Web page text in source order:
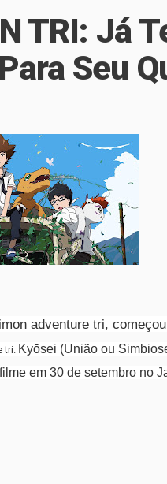
TRI: Já
Seu
adventure tri,
tri. Kyōsei (União ou
em 30 de setembro no